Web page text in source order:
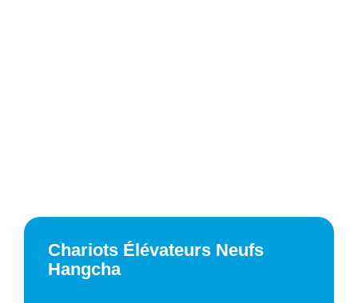
Chariots Élévateurs Neufs
Hangcha